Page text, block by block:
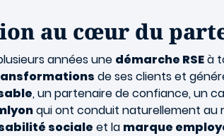
au cœur du
années une démarche RSEà
de ses clients et
, un partenaire de confiance, un
qui ont conduit naturellement au
sociale et la marque